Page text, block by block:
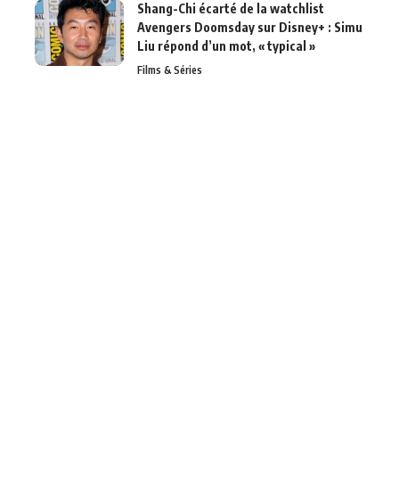
Shang-Chi écarté de la watchlist
Avengers Doomsday sur Disney+ : Simu
Liu répond d’un mot, « typical »
Films & Séries